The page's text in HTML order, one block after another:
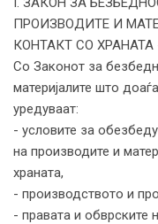
ПРОИЗВОДИТЕ И
КОНТАКТ СО ХРАНАТА
Со Законот за
материјалите што
уредуваат:
- условите за
на производите и
храната,
- производството и
- правата и обврските